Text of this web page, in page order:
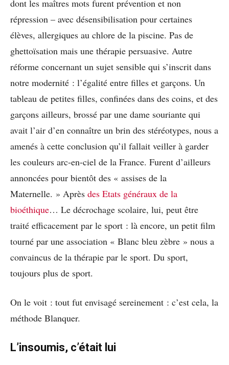
dont les maîtres mots furent prévention et non
répression – avec désensibilisation pour certaines
élèves, allergiques au chlore de la piscine. Pas de
ghettoïsation mais une thérapie persuasive. Autre
réforme concernant un sujet sensible qui s’inscrit dans
notre modernité : l’égalité entre filles et garçons. Un
tableau de petites filles, confinées dans des coins, et des
garçons ailleurs, brossé par une dame souriante qui
avait l’air d’en connaître un brin des stéréotypes, nous a
amenés à cette conclusion qu’il fallait veiller à garder
les couleurs arc-en-ciel de la France. Furent d’ailleurs
annoncées pour bientôt des « assises de la
Maternelle. » Après des Etats généraux de la
bioéthique… Le décrochage scolaire, lui, peut être
traité efficacement par le sport : là encore, un petit film
tourné par une association « Blanc bleu zèbre » nous a
convaincus de la thérapie par le sport. Du sport,
toujours plus de sport.
On le voit : tout fut envisagé sereinement : c’est cela, la
méthode Blanquer.
L’insoumis, c’était lui